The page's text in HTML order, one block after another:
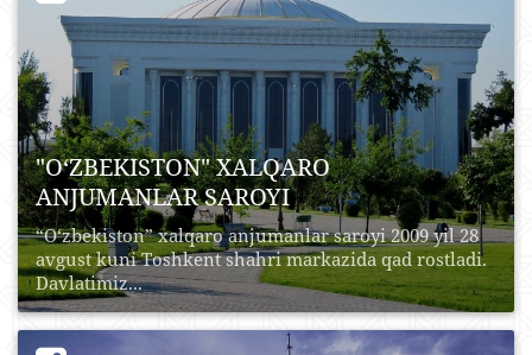
"O‘ZBEKISTON" XALQARO
ANJUMANLAR SAROYI
“O‘zbekiston” xalqaro anjumanlar saroyi 2009 yil 28
avgust kuni Toshkent shahri markazida qad rostladi.
Davlatimiz...